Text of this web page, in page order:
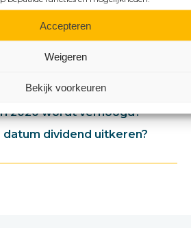
Accepteren
Weigeren
Bekijk voorkeuren
op aanmerkelijk
2020 wordt verhoogd?
dividend uitkeren?